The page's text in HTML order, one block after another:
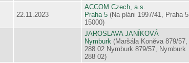
22.11.2023
ACCOM Czech, a.s.
Praha 5 (Na pláni 1997/41, Praha 5
15000)
JAROSLAVA JANÍKOVÁ
Nymburk (Maršála Koněva 879/57,
288 02 Nymburk 879/57, Nymburk
288 02)